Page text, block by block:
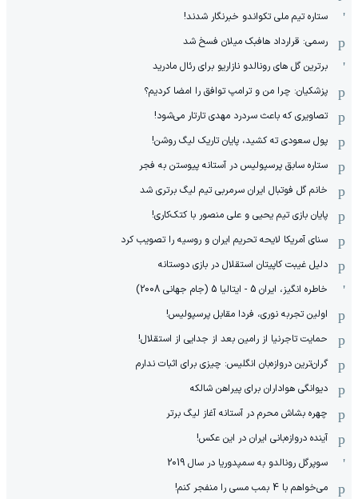
ستاره تیم ملی تکواندو خبرنگار شدند!
رسمی: قرارداد هافبک میلان فسخ شد
برترین گل های رونالدو نازاریو برای رئال مادرید
پزشکیان: چرا من و ترامپ توافق را امضا کردیم؟
تصاویری که باعث سردرد مهدی تارتار می‌شود!
پول سعودی ته کشید، پایان تاریک لیگ روشن!
ستاره سابق پرسپولیس در آستانه پیوستن به فجر
خانم گل فوتبال ایران سرمربی تیم لیگ برتری شد
پایان بازی تیم یحیی و علی منصور با کتک‌کاری!
سنای آمریکا لایحه تحریم ایران و روسیه را تصویب کرد
دلیل غیبت کاپیتان استقلال در بازی دوستانه
خاطره انگیز، ایران 5 - ایتالیا 5 (جام جهانی 2008)
اولین تجربه نوری، فردا مقابل پرسپولیس!
حمایت تاجرنیا از رامین بعد از جدایی از استقلال!
گران‌ترین دروازه‌بان انگلیس: چیزی برای اثبات ندارم
دیوانگی هواداران برای پیراهن شالکه
چهره بشاش محرم در آستانه آغاز لیگ برتر
آینده دروازه‌بانی ایران در این عکس!
سوپرگل رونالدو به سمپدوریا در سال 2019
می‌خواهم با 4 بمب مسی را منفجر کنم!